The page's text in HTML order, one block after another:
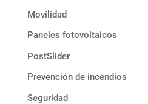
Movilidad
Paneles fotovoltaicos
PostSlider
Prevención de incendios
Seguridad